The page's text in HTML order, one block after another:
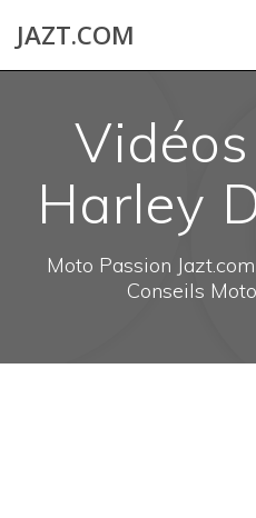
JAZT.COM
Harley
Moto Passion
Conseils